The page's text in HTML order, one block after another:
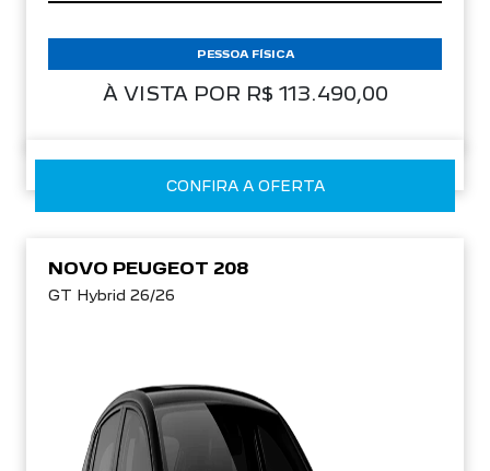
À VISTA POR R$ 113.490,00
PESSOA FÍSICA
CONFIRA A OFERTA
NOVO PEUGEOT 208
GT Hybrid 26/26